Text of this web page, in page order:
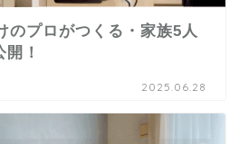
のプロがつくる・家族5人
！
2025.06.28